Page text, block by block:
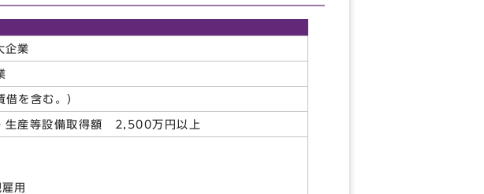
企業
を含む。）
生産等設備取得額 2,500万円以上
用